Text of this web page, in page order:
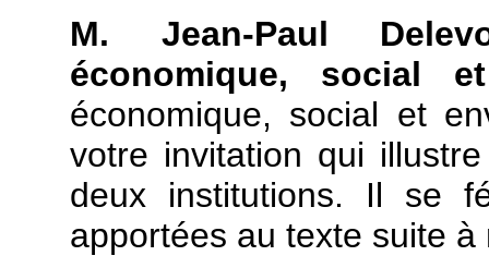
M. Jean-Paul
économique, social
économique, social et
votre invitation qui
deux institutions. Il se
apportées au texte suite